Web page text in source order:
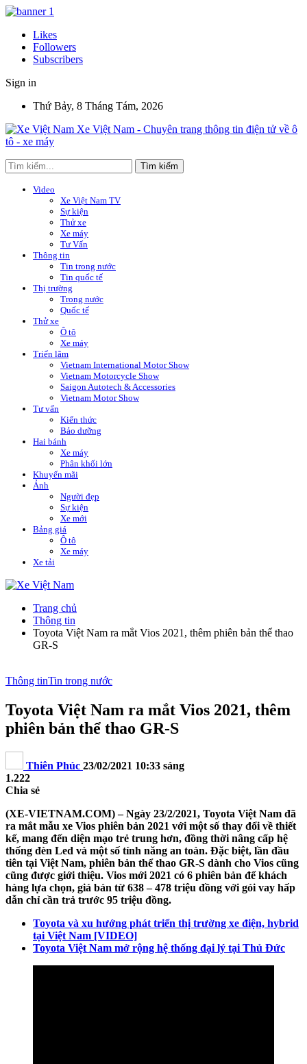
Likes
Followers
Subscribers
Sign in
Thứ Bảy, 8 Tháng Tám, 2026
Xe Việt Nam - Chuyên trang thông tin điện tử về ô
tô - xe máy
Video
Xe Việt Nam TV
Sự kiện
Thử xe
Xe máy
Tư Vấn
Thông tin
Tin trong nước
Tin quốc tế
Thị trường
Trong nước
Quốc tế
Thử xe
Ô tô
Xe máy
Triển lãm
Vietnam International Motor Show
Vietnam Motorcycle Show
Saigon Autotech & Accessories
Vietnam Motor Show
Tư vấn
Kiến thức
Bảo dưỡng
Hai bánh
Xe máy
Phân khối lớn
Khuyến mãi
Ảnh
Người đẹp
Sự kiện
Xe mới
Bảng giá
Ô tô
Xe máy
Xe tải
Trang chủ
Thông tin
Toyota Việt Nam ra mắt Vios 2021, thêm phiên bản thể thao
GR-S
Thông tinTin trong nước
Toyota Việt Nam ra mắt Vios 2021, thêm
phiên bản thể thao GR-S
Thiên Phúc 23/02/2021 10:33 sáng
1.222
Chia sẻ
(XE-VIETNAM.COM) – Ngày 23/2/2021, Toyota Việt Nam đã
ra mắt mẫu xe Vios phiên bản 2021 với một số thay đổi về thiết
kế, mang đến diện mạo trẻ trung hơn, đồng thời nâng cấp hệ
thống đèn Led và một số tính năng an toàn. Đặc biệt, lần đầu
tiên tại Việt Nam, phiên bản thể thao GR-S dành cho Vios cũng
cũng được giới thiệu. Vios mới 2021 có 6 phiên bản để khách
hàng lựa chọn, giá bán từ 638 – 478 triệu đồng với gói vay hấp
dẫn chỉ cần trả trước 95 triệu đồng.
Toyota và xu hướng phát triển thị trường xe điện, hybrid
tại Việt Nam [VIDEO]
Toyota Việt Nam mở rộng hệ thống đại lý tại Thủ Đức